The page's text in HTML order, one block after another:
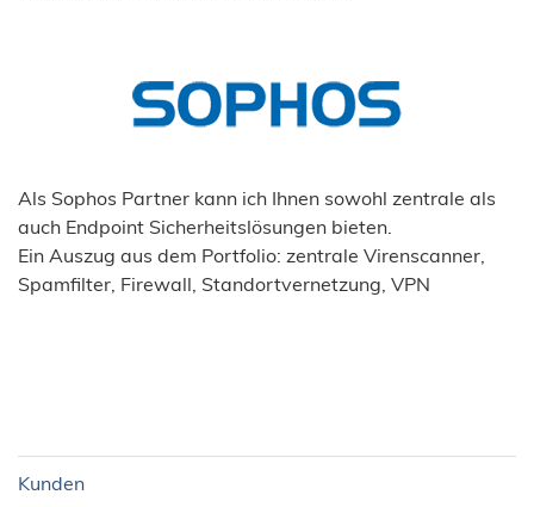
Als Sophos Partner kann ich Ihnen sowohl zentrale als
auch Endpoint Sicherheitslösungen bieten.
Ein Auszug aus dem Portfolio: zentrale Virenscanner,
Spamfilter, Firewall, Standortvernetzung, VPN
Kunden